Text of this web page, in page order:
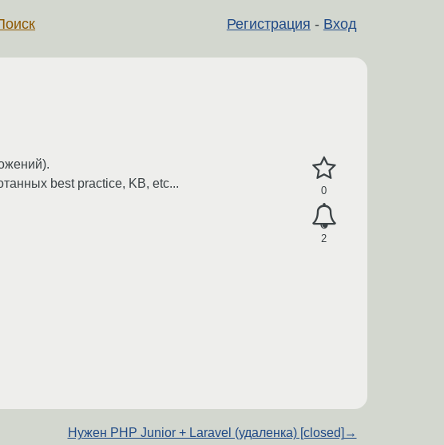
Регистрация - Вход
0
2
best practice, KB, etc...
Нужен PHP Junior + Laravel (удаленка) [closed] →